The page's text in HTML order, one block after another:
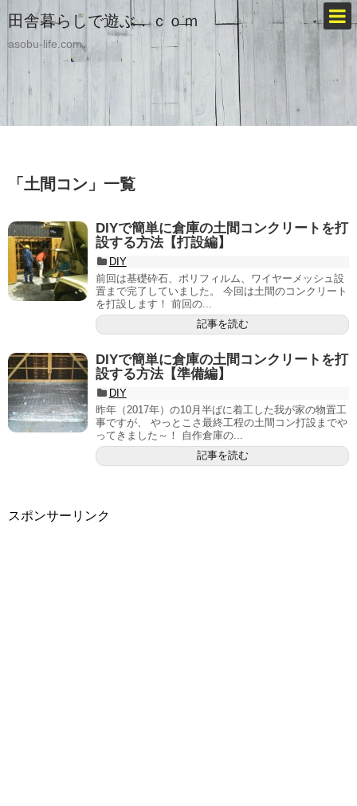
田舎暮らしで遊ぶ．ｃｏｍ
asobu-life.com
「 土間コン 」 一覧
DIYで簡単に倉庫の土間コンクリートを打
設する方法【打設編】
DIY
前回は基礎砕石、ポリフィルム、ワイヤーメッシュ設
置まで完了していました。 今回は土間のコンクリート
を打設します！ 前回の...
記事を読む
DIYで簡単に倉庫の土間コンクリートを打
設する方法【準備編】
DIY
昨年（2017年）の10月半ばに着工した我が家の物置工
事ですが、 やっとこさ最終工程の土間コン打設までや
ってきました～！ 自作倉庫の...
記事を読む
スポンサーリンク